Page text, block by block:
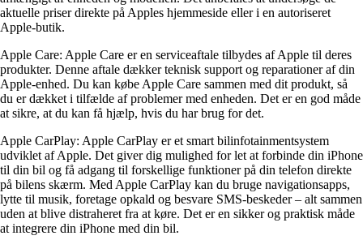
aktuelle priser direkte på Apples hjemmeside eller i en autoriseret
Apple-butik.
Apple Care: Apple Care er en serviceaftale tilbydes af Apple til deres
produkter. Denne aftale dækker teknisk support og reparationer af din
Apple-enhed. Du kan købe Apple Care sammen med dit produkt, så
du er dækket i tilfælde af problemer med enheden. Det er en god måde
at sikre, at du kan få hjælp, hvis du har brug for det.
Apple CarPlay: Apple CarPlay er et smart bilinfotainmentsystem
udviklet af Apple. Det giver dig mulighed for let at forbinde din iPhone
til din bil og få adgang til forskellige funktioner på din telefon direkte
på bilens skærm. Med Apple CarPlay kan du bruge navigationsapps,
lytte til musik, foretage opkald og besvare SMS-beskeder – alt sammen
uden at blive distraheret fra at køre. Det er en sikker og praktisk måde
at integrere din iPhone med din bil.